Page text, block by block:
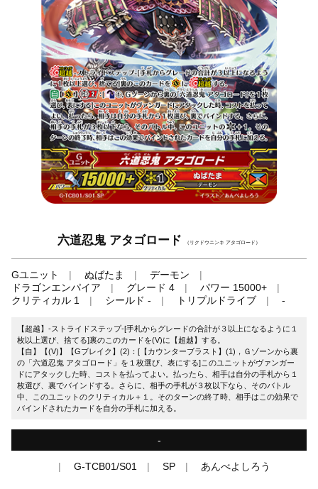
六道忍鬼 アタゴロード （リクドウニンキ アタゴロード）
Gユニット ぬばたま
デーモン
ドラゴンエンパイア
グレード 4
パワー 15000+
クリティカル 1
シールド - トリプルドライブ -
【超越】-ストライドステップ-[手札からグレードの合計が３以上になるように１
枚以上選び、捨てる]裏のこのカードを(V)に【超越】する。
【自】【(V)】【Gブレイク】(2)：[【カウンターブラスト】(1)，Ｇゾーンから裏
の「六道忍鬼 アタゴロード」を１枚選び、表にする]このユニットがヴァンガー
ドにアタックした時、コストを払ってよい。払ったら、相手は自分の手札から１
枚選び、裏でバインドする。さらに、相手の手札が３枚以下なら、そのバトル
中、このユニットのクリティカル＋１。そのターンの終了時、相手はこの効果で
バインドされたカードを自分の手札に加える。
-
G-TCB01/S01 SP あんべよしろう